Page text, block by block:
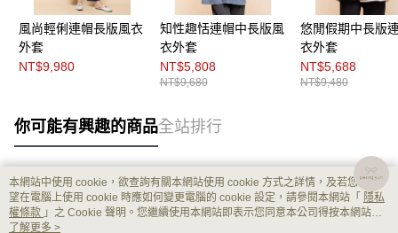
風尚輕俐連帽長版風衣
外套
NT$9,980
知性趣恬連帽中長版風
衣外套
NT$5,808
NT$9,680
悠閒假期中長版
衣外套
NT$5,688
NT$9,480
你可能有興趣的商品全站排行
熱門標籤
本網站中使用 cookie，欲查詢有關本網站使用 cookie 方式之詳情，及若您不希
望在電腦上使用 cookie 時應如何變更電腦的 cookie 設定，請參閱本網站「 隱私
權條款 」之 Cookie 聲明。您繼續使用本網站即表示您同意本公司得按本網站使
用條款之 Cookie 聲明使用 cookie。
了解更多 >